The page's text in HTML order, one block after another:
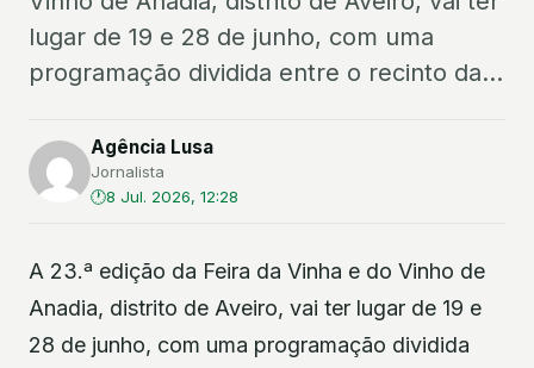
lugar de 19 e 28 de junho, com uma
programação dividida entre o recinto da...
Agência Lusa
Jornalista
8 Jul. 2026, 12:28
A 23.ª edição da Feira da Vinha e do Vinho de
Anadia, distrito de Aveiro, vai ter lugar de 19 e
28 de junho, com uma programação dividida